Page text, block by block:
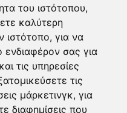
του ιστότοπου,
καλύτερη
ιστότοπο, για να
ενδιαφέρον σας για
τις υπηρεσίες
τις
μάρκετινγκ, για
διαφημίσεις που
τη σύσταση (ΕΕ)
TV| LIVE
| Youtube